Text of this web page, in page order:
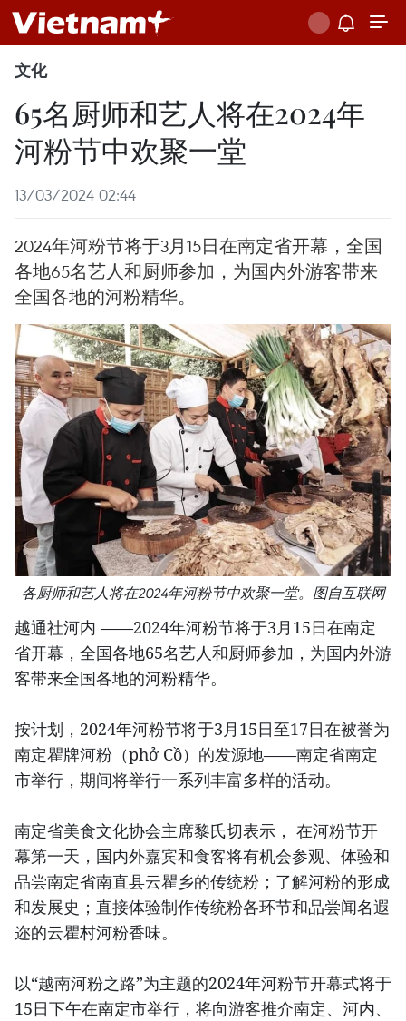
文化
65名厨师和艺人将在2024年
河粉节中欢聚一堂
13/03/2024 02:44
2024年河粉节将于3月15日在南定省开幕，全国
各地65名艺人和厨师参加，为国内外游客带来
全国各地的河粉精华。
各厨师和艺人将在2024年河粉节中欢聚一堂。图自互联网
越通社河内 ——2024年河粉节将于3月15日在南定
省开幕，全国各地65名艺人和厨师参加，为国内外游
客带来全国各地的河粉精华。
按计划，2024年河粉节将于3月15日至17日在被誉为
南定瞿牌河粉（phở Cồ）的发源地——南定省南定
市举行，期间将举行一系列丰富多样的活动。
南定省美食文化协会主席黎氏切表示， 在河粉节开
幕第一天，国内外嘉宾和食客将有机会参观、体验和
品尝南定省南直县云瞿乡的传统粉；了解河粉的形成
和发展史；直接体验制作传统粉各环节和品尝闻名遐
迩的云瞿村河粉香味。
以“越南河粉之路”为主题的2024年河粉节开幕式将于
15日下午在南定市举行，将向游客推介南定、河内、